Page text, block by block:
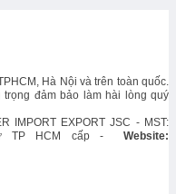
Hà Nội và trên toàn quốc.
đảm bảo làm hài lòng quý
IMPORT EXPORT JSC - MST:
tư TP HCM cấp - Website: